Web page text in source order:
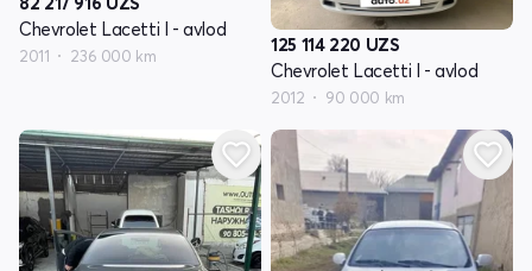
Chevrolet Lacetti I - avlod
2011 236 000 km
125 114 220 UZS
Chevrolet Lacetti I - avlod
2012 90 000 km